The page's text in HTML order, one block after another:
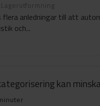
Lagerutformning
flera anledningar till att
och...
kan